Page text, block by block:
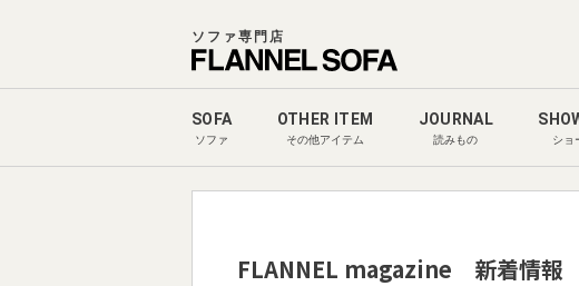
ソファ専門店
SOFA
ソファ
OTHER ITEM
その他アイテム
JOURNAL
読みもの ショ
FLANNEL magazine 新着情報